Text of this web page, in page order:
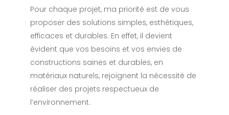
Pour chaque projet, ma priorité est de vous
proposer des solutions simples, esthétiques,
efficaces et durables. En effet, il devient
évident que vos besoins et vos envies de
constructions saines et durables, en
matériaux naturels, rejoignent la nécessité de
réaliser des projets respectueux de
l’environnement.